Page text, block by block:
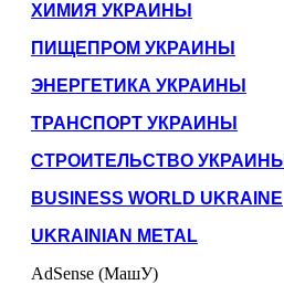
ХИМИЯ УКРАИНЫ
ПИЩЕПРОМ УКРАИНЫ
ЭНЕРГЕТИКА УКРАИНЫ
ТРАНСПОРТ УКРАИНЫ
СТРОИТЕЛЬСТВО УКРАИНЫ
BUSINESS WORLD UKRAINE
UKRAINIAN METAL
AdSense (МашУ)